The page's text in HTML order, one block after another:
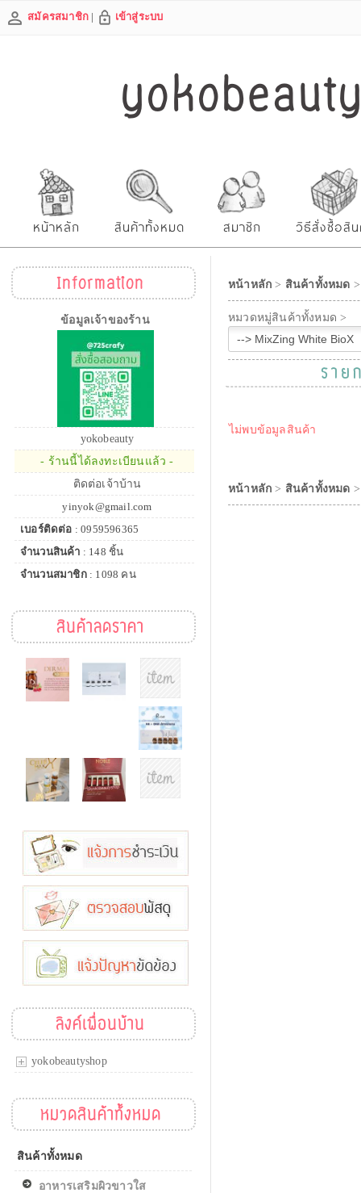
สมัครสมาชิก | เข้าสู่ระบบ
หน้าหลัก สินค้าทั้งหมด สมาชิก วิธีสั่งซื้อสิ
Information
ข้อมูลเจ้าของร้าน
yokobeauty
- ร้านนี้ได้ลงทะเบียนแล้ว -
ติดต่อเจ้าบ้าน
yinyok@gmail.com
เบอร์ติดต่อ : 0959596365
จำนวนสินค้า : 148 ชิ้น
จำนวนสมาชิก: 1098 คน
สินค้าลดราคา
ลิงค์เพื่อนบ้าน
yokobeautyshop
หมวดสินค้าทั้งหมด
สินค้าทั้งหมด
อาหารเสริมผิวขาวใส
หน้าหลัก > สินค้าทั้งหมด
หมวดหมู่สินค้าทั้งหมด >
รา
ไม่พบข้อมูลสินค้า
หน้าหลัก > สินค้าทั้งหมด